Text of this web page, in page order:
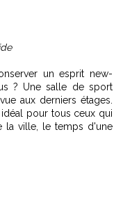
un esprit new-
? Une salle de sport
aux derniers étages.
pour tous ceux qui
la ville, le temps d'une